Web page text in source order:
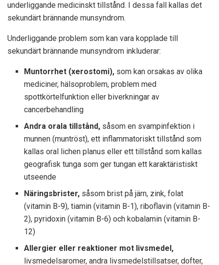
underliggande medicinskt tillstånd. I dessa fall kallas det
sekundärt brännande munsyndrom.
Underliggande problem som kan vara kopplade till
sekundärt brännande munsyndrom inkluderar:
Muntorrhet (xerostomi), som kan orsakas av olika
mediciner, hälsoproblem, problem med
spottkörtelfunktion eller biverkningar av
cancerbehandling
Andra orala tillstånd, såsom en svampinfektion i
munnen (muntröst), ett inflammatoriskt tillstånd som
kallas oral lichen planus eller ett tillstånd som kallas
geografisk tunga som ger tungan ett karaktäristiskt
utseende
Näringsbrister, såsom brist på järn, zink, folat
(vitamin B-9), tiamin (vitamin B-1), riboflavin (vitamin B-
2), pyridoxin (vitamin B-6) och kobalamin (vitamin B-
12)
Allergier eller reaktioner mot livsmedel,
livsmedelsaromer, andra livsmedelstillsatser, dofter,